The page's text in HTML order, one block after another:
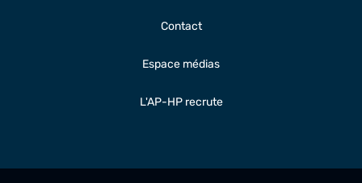
Contact
Espace médias
L'AP-HP recrute